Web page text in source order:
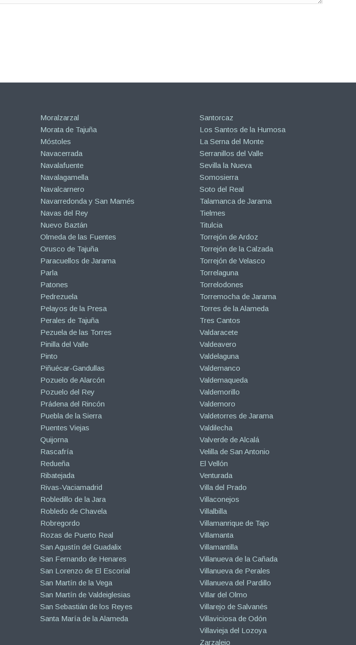
Moralzarzal
Morata de Tajuña
Móstoles
Navacerrada
Navalafuente
Navalagamella
Navalcarnero
Navarredonda y San Mamés
Navas del Rey
Nuevo Baztán
Olmeda de las Fuentes
Orusco de Tajuña
Paracuellos de Jarama
Parla
Patones
Pedrezuela
Pelayos de la Presa
Perales de Tajuña
Pezuela de las Torres
Pinilla del Valle
Pinto
Piñuécar-Gandullas
Pozuelo de Alarcón
Pozuelo del Rey
Prádena del Rincón
Puebla de la Sierra
Puentes Viejas
Quijorna
Rascafría
Redueña
Ribatejada
Rivas-Vaciamadrid
Robledillo de la Jara
Robledo de Chavela
Robregordo
Rozas de Puerto Real
San Agustín del Guadalix
San Fernando de Henares
San Lorenzo de El Escorial
San Martín de la Vega
San Martín de Valdeiglesias
San Sebastián de los Reyes
Santa María de la Alameda
Santorcaz
Los Santos de la Humosa
La Serna del Monte
Serranillos del Valle
Sevilla la Nueva
Somosierra
Soto del Real
Talamanca de Jarama
Tielmes
Titulcia
Torrejón de Ardoz
Torrejón de la Calzada
Torrejón de Velasco
Torrelaguna
Torrelodones
Torremocha de Jarama
Torres de la Alameda
Tres Cantos
Valdaracete
Valdeavero
Valdelaguna
Valdemanco
Valdemaqueda
Valdemorillo
Valdemoro
Valdetorres de Jarama
Valdilecha
Valverde de Alcalá
Velilla de San Antonio
El Vellón
Venturada
Villa del Prado
Villaconejos
Villalbilla
Villamanrique de Tajo
Villamanta
Villamantilla
Villanueva de la Cañada
Villanueva de Perales
Villanueva del Pardillo
Villar del Olmo
Villarejo de Salvanés
Villaviciosa de Odón
Villavieja del Lozoya
Zarzalejo